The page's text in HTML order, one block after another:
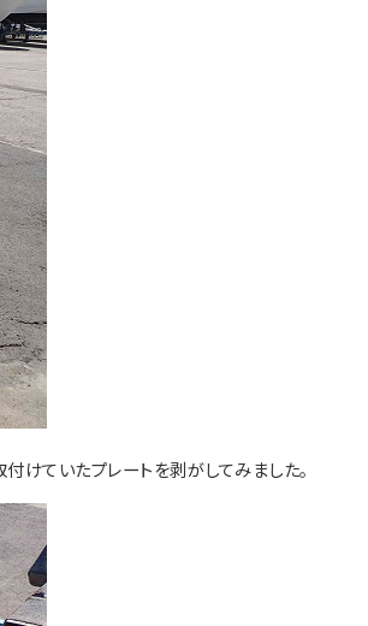
けていたプレートを剥がしてみました。